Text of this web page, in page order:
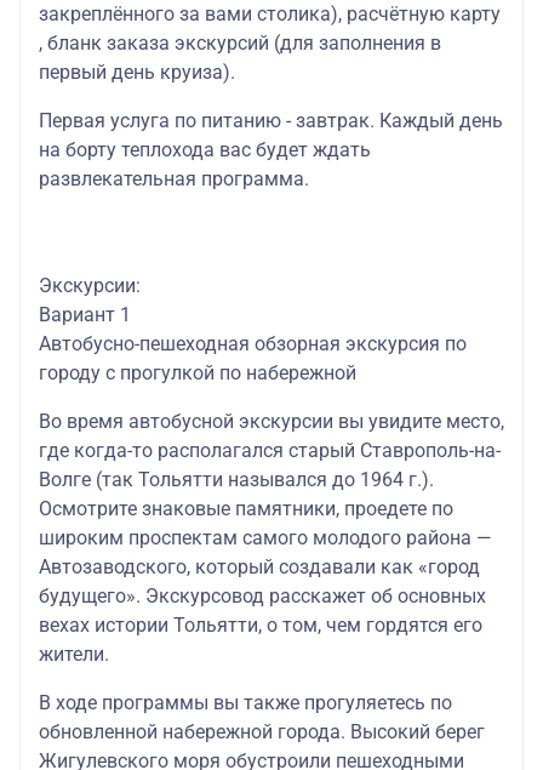
закреплённого за вами столика), расчётную карту
, бланк заказа экскурсий (для заполнения в
первый день круиза).
Первая услуга по питанию - завтрак. Каждый день
на борту теплохода вас будет ждать
развлекательная программа.
Экскурсии:
Вариант 1
Автобусно-пешеходная обзорная экскурсия по
городу с прогулкой по набережной
Во время автобусной экскурсии вы увидите место,
где когда-то располагался старый Ставрополь-на-
Волге (так Тольятти назывался до 1964 г.).
Осмотрите знаковые памятники, проедете по
широким проспектам самого молодого района —
Автозаводского, который создавали как «город
будущего». Экскурсовод расскажет об основных
вехах истории Тольятти, о том, чем гордятся его
жители.
В ходе программы вы также прогуляетесь по
обновленной набережной города. Высокий берег
Жигулевского моря обустроили пешеходными